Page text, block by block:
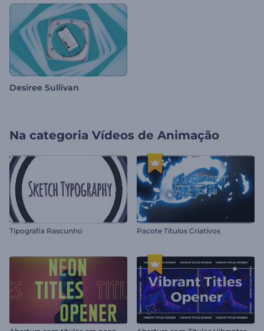
Desiree Sullivan
Na categoria Vídeos de Animação
Tipografia Rascunho Pacote Títulos Criativos